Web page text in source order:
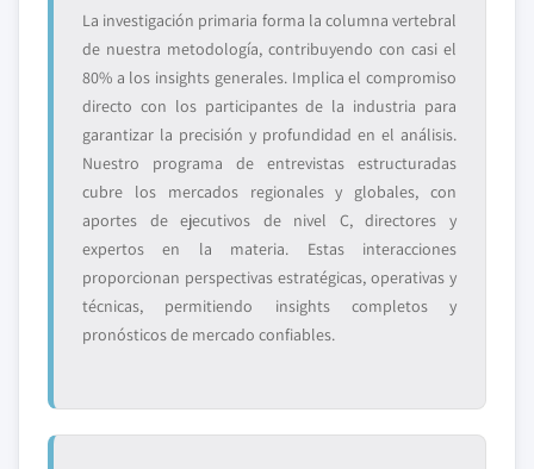
La investigación primaria forma la columna vertebral
de nuestra metodología, contribuyendo con casi el
80% a los insights generales. Implica el compromiso
directo con los participantes de la industria para
garantizar la precisión y profundidad en el análisis.
Nuestro programa de entrevistas estructuradas
cubre los mercados regionales y globales, con
aportes de ejecutivos de nivel C, directores y
expertos en la materia. Estas interacciones
proporcionan perspectivas estratégicas, operativas y
técnicas, permitiendo insights completos y
pronósticos de mercado confiables.